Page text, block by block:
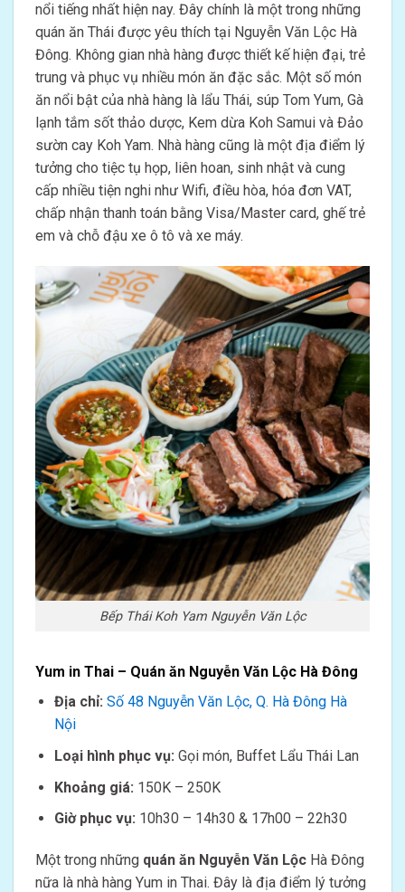
nổi tiếng nhất hiện nay. Đây chính là một trong những
quán ăn Thái được yêu thích tại Nguyễn Văn Lộc Hà
Đông. Không gian nhà hàng được thiết kế hiện đại, trẻ
trung và phục vụ nhiều món ăn đặc sắc. Một số món
ăn nổi bật của nhà hàng là lẩu Thái, súp Tom Yum, Gà
lạnh tắm sốt thảo dược, Kem dừa Koh Samui và Đảo
sườn cay Koh Yam. Nhà hàng cũng là một địa điểm lý
tưởng cho tiệc tụ họp, liên hoan, sinh nhật và cung
cấp nhiều tiện nghi như Wifi, điều hòa, hóa đơn VAT,
chấp nhận thanh toán bằng Visa/Master card, ghế trẻ
em và chỗ đậu xe ô tô và xe máy.
Bếp Thái Koh Yam Nguyễn Văn Lộc
Yum in Thai – Quán ăn Nguyễn Văn Lộc Hà Đông
Địa chỉ: Số 48 Nguyễn Văn Lộc, Q. Hà Đông Hà
Nội
Loại hình phục vụ: Gọi món, Buffet Lẩu Thái Lan
Khoảng giá: 150K – 250K
Giờ phục vụ: 10h30 – 14h30 & 17h00 – 22h30
Một trong những quán ăn Nguyễn Văn Lộc Hà Đông
nữa là nhà hàng Yum in Thai. Đây là địa điểm lý tưởng